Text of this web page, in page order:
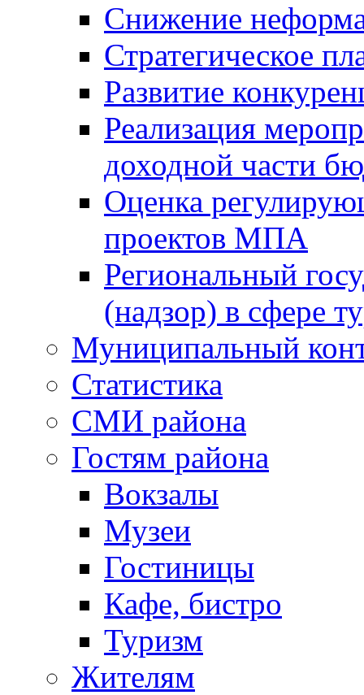
Снижение
Стратегическое
Развитие
Реализация
доходной части
Оценка
проектов МПА
Региональный
(надзор) в сфере
Муниципальный
Статистика
СМИ района
Гостям района
Вокзалы
Музеи
Гостиницы
Кафе, бистро
Туризм
Жителям